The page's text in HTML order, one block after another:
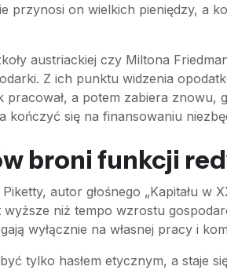
przynosi on wielkich pieniędzy, a
austriackiej czy Miltona
Z ich punktu widzenia
pracował, a potem zabiera
się na finansowaniu
broni funkcji
autor głośnego „Kapitału w
niż tempo wzrostu
wyłącznie na własnej pracy i
tylko hasłem etycznym, a staje